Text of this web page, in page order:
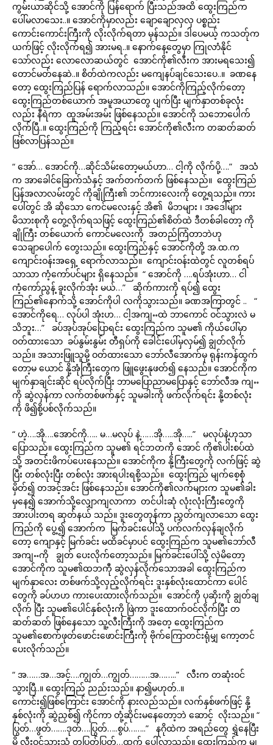
ကွမ်းယာဆိုင်သို့ အောင်ကို ပြန်ရောက် ပြီးသည်အထိ ထွေးကြည်က
ပေါ်မလာသေး..။ အောင်ကိုမှာလည်း ချောချောလှလှ ပစ္စည်း
ကောင်းကောင်းကြီးကို လိုးလိုက်ရတာ မှန်သည်။ ဒါပေမယ့် ကသတ်ုက
ယက်ဖြင့် လိုးလိုက်ရ၍ အားမရ..။ နောက်နေ့တွေမှာ ကြုလာံနိုင်
သော်လည်း လောလောဆယ်တွင် အောင်ကို၏လီးက အားမရသေး၍
တောင်မတ်နေဆဲ..။ စိတ်ထဲကလည်း မကျေနပ်ချင်သေးပေ..။ ခဏနေ
တော့ ထွေးကြည်ပြန် ရောက်လာသည်။ အောင်ကိုကြည့်လိုက်တော့
ထွေးကြည်တစ်ယောက် အမူအယာတွေ ပျက်ပြီး မျက်နှာတစ်ခုလုံး
လည်း နီရဲကာ ထူအမ်းအမ်း ဖြစ်နေသည်။ အောင်ကို သဘောပေါက်
လိုက်ပြီ..။ ထွေးကြည်ကို ကြည့်ရင်း အောင်ကို၏လီးက တဆတ်ဆတ်
ဖြစ်လာပြန်သည်။
“ အော်… အောင်ကို…ဆိုင်သိမ်းတော့မယ်ဟာ… ငါ့ကို လိုက်ပို့….” အသံ
က အာခေါင်ခြောက်သံနှင့် အက်တက်တက် ဖြစ်နေသည်။ ထွေးကြည်
ပြန်အလာလမ်းတွင် ကိုချိုကြီး၏ ဘင်ကားလေးကို တွေ့ရသည်။ ကား
ပေါ်တွင် အိ ဆိုသော ကေင်မလေးနှင့် အိ၏ မိဘများ ၊ အဒေါ်များ
မိသားစုကို တွေ့လိုက်ရသဖြင့် ထွေးကြည်၏စိတ်ထဲ ဒီတစ်ခါတော့ ကို
ချိုကြီး တစ်ယောက် ကောင်မလေးကို အတည်ကြံတာဘဲဟု
သေချာပေါက် တွေးသည်။ ထွေးကြည်နှင့် အောင်ကိုတို့ အ.ထ.က
ကျောင်းဝန်းအရှေ့ ရောက်လာသည်။ ကျောင်းဝန်းထဲတွင် လူတစ်ရပ်
သာသာ ကံ့ကော်ပင်များ ရှိနေသည်။ “ အောင်ကို ….ရပ်အုံးဟာ… ငါ
ကံ့ကော်ညွန့် ခူးလိုက်အုံး မယ်…” ဆိုက်ကားကို ရပ်၍ ထွေး
ကြည်၏နောက်သို့ အောင်ကိုပါ လကိုသွားသည်။ ခဏအကြာတွင် .. “
အောင်ကိုရေ… လုပ်ပါ အုံးဟ… ငါ့အကျႌထဲ ဘာကောင် ဝင်သွားလဲ မ
သိဘူး…” ခပ်အုပ်အုပ်ပြောရင်း ထွေးကြည်က သူမ၏ ကိုယ်ပေါ်မှာ
ဝတ်ထားသော ခပ်နွမ်းနွမ်း တီရှပ်ကို ခေါင်းပေါ်မှလှမ်၍ ချွတ်လိုက်
သည်။ အသားဖြူသူမို့ ဝတ်ထားသော ဘော်လီအောက်မှ ရုန်းကန်ထွက်
တော့မ ယောင် နို့အုံကြီးတွေက ဖြူဖွေးနုဖတ်၍ နေသည်။ အောင်ကိုက
မျက်နှာချင်းဆိုင် ရပ်လိုက်ပြီး ဘာမပြောညာမပြောနှင့် ဘော်လီအ ကျႌ
ကို ဆွဲလှန်ကာ လက်တစ်ဖက်နှင့် သူမခါးကို ဖက်လိုက်ရင်း နို့တစ်လုံး
ကို ဖိ၍စို့ပစ်လိုက်သည်။
“ ဟဲ့….အို….အောင်ကို….. မ…မလုပ် နဲ့……အို…..အို…..” မလုပ်နဲ့ဟုသာ
ပြောသည်။ ထွေးကြည်က သူမ၏ ရင်ဘတကို အောင် ကို၏ပါးစပ်ထဲ
သို့ အတင်းဖိကပ်ပေးနေသည်။ အောင်ကိုက နို့ကြီးတွေကို လက်ဖြင့် ဆွဲ
ပြီး တစ်လုံးပြီး တစ်လုံး အားရပါးရစို့သည်။ ထွေးကြည် မျက်စေ့စုံ
မှိတ်၍ တအင့်အင်း ဖြစ်နေသည်။ အောင်ကို၏လက်များက သူမ၏ခါး
မှနေ၍ အောက်သို့လျှောကျလာကာ တင်ပါးဆုံ လုံးလုံးကြီးတွေကို
အားပါးတရ ဆုတ်နယ် သည်။ ဒူးတွေတုန်ကာ ညွှတ်ကျလာသော ထွေး
ကြည်ကို ပွေ့၍ အောက်က မြက်ခင်းပေါ်သို့ ပက်လက်လှန်ချလိုက်
တော့ ကျောနှင့် မြက်ခင်း မထိခင်မှာပင် ထွေးကြည်က သူမ၏ဘော်လီ
အကျႌကို ချွတ် ပေးလိုက်တော့သည်။ မြက်ခင်းပေါ်သို့ လှဲမိတော့
အောင်ကိုက သူမ၏ထဘကီု ဆွဲလှန်လိုက်သောအခါ ထွေးကြည်က
မျက်နှာလေး တစ်ဖက်သို့လှည့်လိုက်ရင်း ဒူးနှစ်လုံးထောင်ကာ ပေါင်
တွေကို ခပ်ဟဟ ကားပေးထားလိုက်သည်။ အောင်ကို ပုဆိုးကို ချွတ်ချ
လိုက် ပြီး သူမ၏ပေါင်နှစ်လုံးကို ဖြဲကာ ဒူးထောက်ဝင်လိုက်ပြီး တ
ဆတ်ဆတ် ဖြစ်နေသော သူ့လီးကြီးကို အတေ့ ထွေးကြည်က
သူမ၏စောက်ဖုတ်ဖောင်းဖောင်းကြီးကို ဗိုက်ကြောတင်းရုံမျှ ကော့တင်
ပေးလိုက်သည်။
“ အ……အ…အင့်….ကျွတ်…ကျွတ်………အ……..” လီးက တဆုံးဝင်
သွားပြီ..။ ထွေးကြည် ညည်းသည်။ နာ၍မဟုတ်..။
ကောင်း၍ဖြစ်ကြောင်း အောင်ကို နားလည်သည်။ လက်နှစ်ဖက်ဖြင့် နို့
နှစ်လုံးကို ဆွဲညှစ်၍ ကိုင်ကာ တုံ့ဆိုင်းမနေတော့ဘဲ ဆောင့် လိုးသည်။ “
ပြွတ်…ဖွတ်…….ဒုတ်….ပြွတ်…..စွပ်……..” နဂိုထဲက အရည်တွေ ရွှဲနေပြီး
မို့ လီးဝင်သွားသံ တပြွတ်ပြွတ်…ထွက် ပေါ်လာသည်။ ထွေးကြည်က မျ